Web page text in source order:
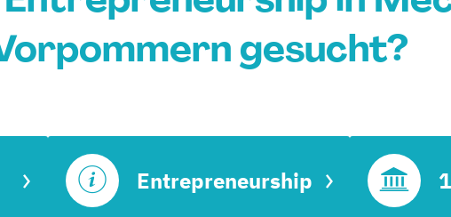
gesucht?
Entrepreneurship